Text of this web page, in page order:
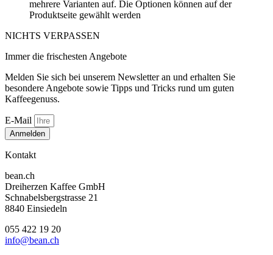
mehrere Varianten auf. Die Optionen können auf der
Produktseite gewählt werden
NICHTS VERPASSEN
Immer die frischesten Angebote
Melden Sie sich bei unserem Newsletter an und erhalten Sie
besondere Angebote sowie Tipps und Tricks rund um guten
Kaffeegenuss.
E-Mail
Anmelden
Kontakt
bean.ch
Dreiherzen Kaffee GmbH
Schnabelsbergstrasse 21
8840 Einsiedeln
055 422 19 20
info@bean.ch